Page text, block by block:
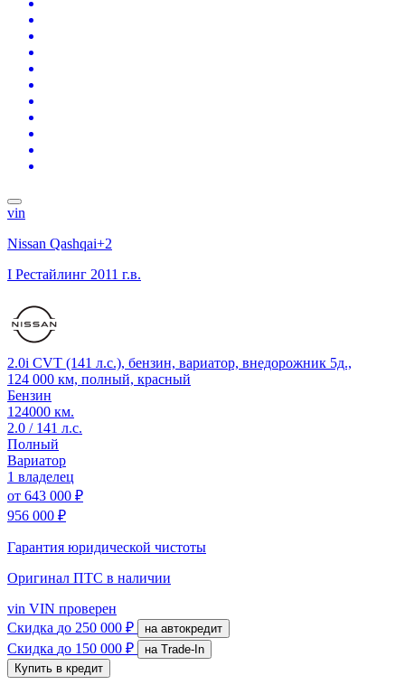
vin
Nissan Qashqai+2
I Рестайлинг 2011 г.в.
2.0i CVT (141 л.с.), бензин, вариатор, внедорожник 5д.,
124 000 км, полный, красный
Бензин
124000 км.
2.0 / 141 л.с.
Полный
Вариатор
1 владелец
от 643 000 ₽
956 000 ₽
Гарантия юридической чистоты
Оригинал ПТС в наличии
vin VIN проверен
Скидка до 250 000 ₽ на автокредит
Скидка до 150 000 ₽
на Trade-In
Купить в кредит